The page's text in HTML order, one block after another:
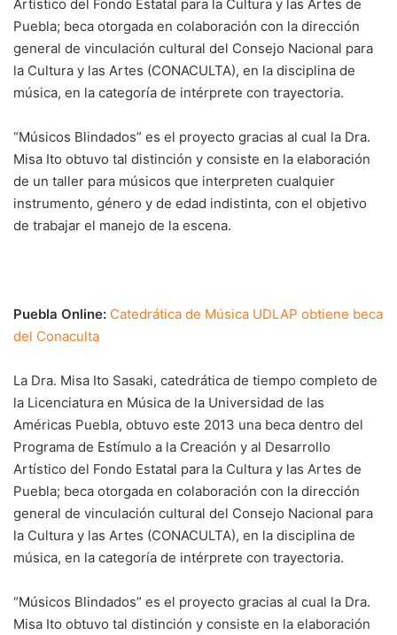
Artístico del Fondo Estatal para la Cultura y las Artes de
Puebla; beca otorgada en colaboración con la dirección
general de vinculación cultural del Consejo Nacional para
la Cultura y las Artes (CONACULTA), en la disciplina de
música, en la categoría de intérprete con trayectoria.
“Músicos Blindados” es el proyecto gracias al cual la Dra.
Misa Ito obtuvo tal distinción y consiste en la elaboración
de un taller para músicos que interpreten cualquier
instrumento, género y de edad indistinta, con el objetivo
de trabajar el manejo de la escena.
Puebla Online: Catedrática de Música UDLAP obtiene beca
del Conaculta
La Dra. Misa Ito Sasaki, catedrática de tiempo completo de
la Licenciatura en Música de la Universidad de las
Américas Puebla, obtuvo este 2013 una beca dentro del
Programa de Estímulo a la Creación y al Desarrollo
Artístico del Fondo Estatal para la Cultura y las Artes de
Puebla; beca otorgada en colaboración con la dirección
general de vinculación cultural del Consejo Nacional para
la Cultura y las Artes (CONACULTA), en la disciplina de
música, en la categoría de intérprete con trayectoria.
“Músicos Blindados” es el proyecto gracias al cual la Dra.
Misa Ito obtuvo tal distinción y consiste en la elaboración